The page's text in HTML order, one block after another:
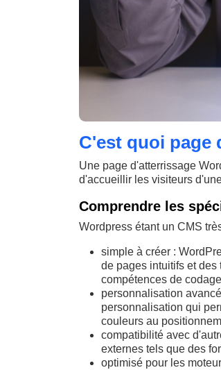
C'est quoi page
Une page d'atterrissage
d'accueillir les visiteurs
Comprendre les
Wordpress étant un CMS
simple à créer :
de pages intuitifs et
compétences de
personnalisation
personnalisation qui
couleurs au
compatibilité avec
externes tels que des
optimisé pour les